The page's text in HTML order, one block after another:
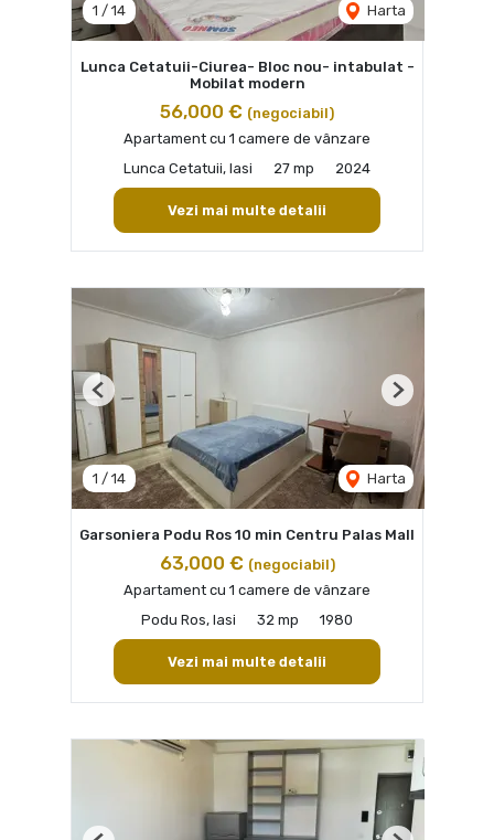
1 / 14 Harta
Lunca Cetatuii-Ciurea- Bloc nou- intabulat -
Mobilat modern
56,000 € (negociabil)
Apartament cu 1 camere de vânzare
Lunca Cetatuii, Iasi
27 mp 2024
Vezi mai multe detalii
1 / 14 Harta
Previous Next
Garsoniera Podu Ros 10 min Centru Palas Mall
63,000 € (negociabil)
Apartament cu 1 camere de vânzare
Podu Ros, Iasi
32 mp 1980
Vezi mai multe detalii